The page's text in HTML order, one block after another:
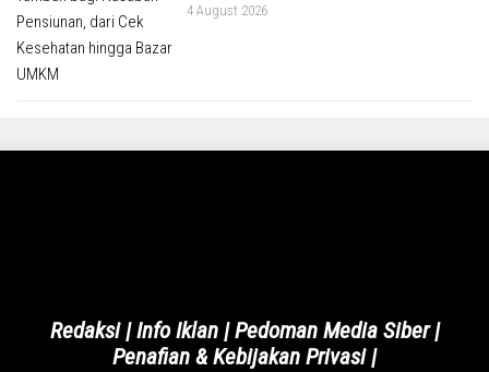
4 August 2026
Redaksi|Info Iklan|Pedoman Media Siber|
Penafian & Kebijakan Privasi|